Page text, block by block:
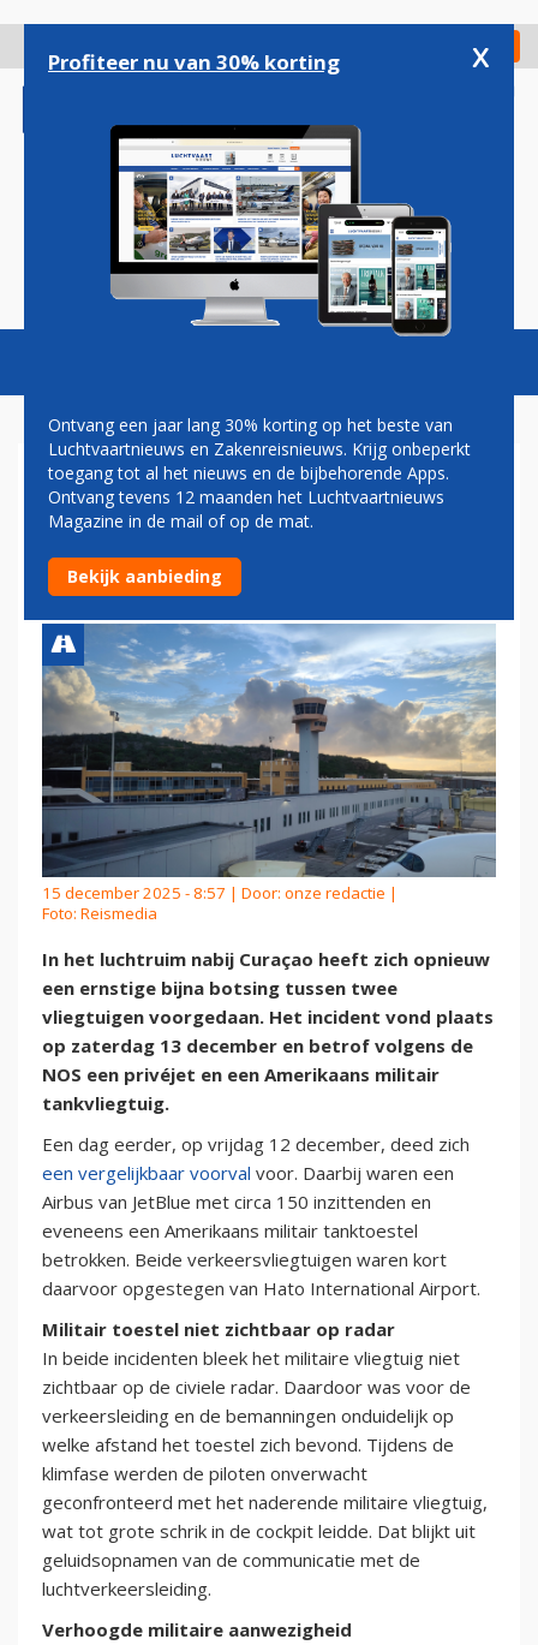
gaan
Check in
Magazine Podcasts Vacatures
TWEEDE BIJNA-BOTSING
TUSSEN VLIEGTUIGEN OP
CURAÇAO
15 december 2025 - 8:57 | Door: onze redactie |
Foto: Reismedia
In het luchtruim nabij Curaçao heeft zich opnieuw
een ernstige bijna botsing tussen twee
vliegtuigen voorgedaan. Het incident vond plaats
op zaterdag 13 december en betrof volgens de
NOS een privéjet en een Amerikaans militair
tankvliegtuig.
Een dag eerder, op vrijdag 12 december, deed zich
een vergelijkbaar voorval voor. Daarbij waren een
Airbus van JetBlue met circa 150 inzittenden en
eveneens een Amerikaans militair tanktoestel
betrokken. Beide verkeersvliegtuigen waren kort
daarvoor opgestegen van Hato International Airport.
Militair toestel niet zichtbaar op radar
In beide incidenten bleek het militaire vliegtuig niet
zichtbaar op de civiele radar. Daardoor was voor de
verkeersleiding en de bemanningen onduidelijk op
welke afstand het toestel zich bevond. Tijdens de
klimfase werden de piloten onverwacht
geconfronteerd met het naderende militaire vliegtuig,
wat tot grote schrik in de cockpit leidde. Dat blijkt uit
geluidsopnamen van de communicatie met de
luchtverkeersleiding.
Verhoogde militaire aanwezigheid
Profiteer nu van 30% korting x
Ontvang een jaar lang 30% korting op het beste van
Luchtvaartnieuws en Zakenreisnieuws. Krijg onbeperkt
toegang tot al het nieuws en de bijbehorende Apps.
Ontvang tevens 12 maanden het Luchtvaartnieuws
Magazine in de mail of op de mat.
Bekijk aanbieding